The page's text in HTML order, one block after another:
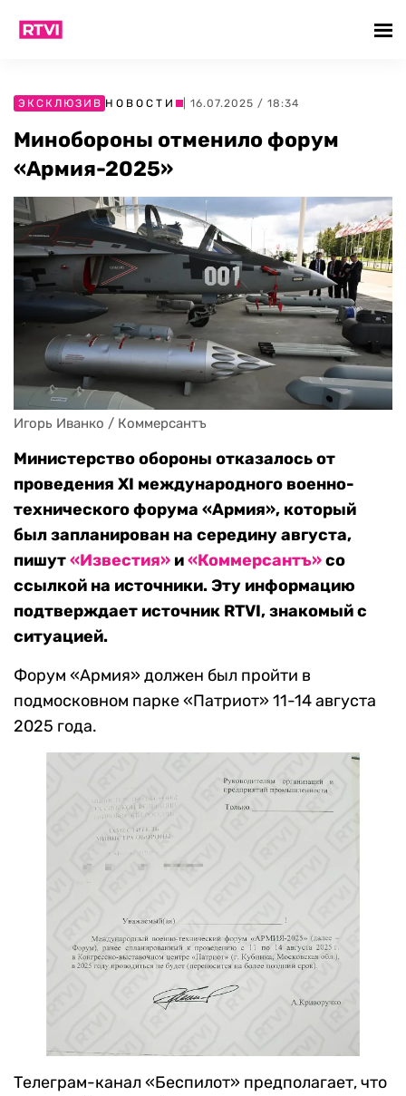
ЭКСКЛЮЗИВ НОВОСТИ | 16.07.2025 / 18:34
Минобороны отменило форум
«Армия-2025»
Игорь Иванко / Коммерсантъ
Министерство обороны отказалось от
проведения XI международного военно-
технического форума «Армия», который
был запланирован на середину августа,
пишут«Известия» и«Коммерсантъ»со
ссылкой на источники. Эту информацию
подтверждает источник RTVI, знакомый с
ситуацией.
Форум «Армия» должен был пройти в
подмосковном парке «Патриот» 11-14 августа
2025 года.
Телеграм-канал «Беспилот» предполагает, что